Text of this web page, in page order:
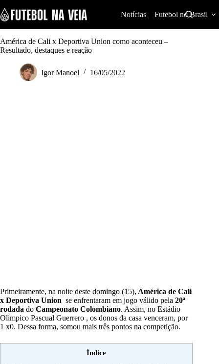
k
i
p
o
Notícias Futebol no Brasil
América de Cali x Deportiva Union como aconteceu –
Resultado, destaques e reação
Igor Manoel 16/05/2022
Primeiramente, na noite deste domingo (15), América de Cali
x Deportiva Union se enfrentaram em jogo válido pela 20ª
rodada do Campeonato Colombiano. Assim, no Estádio
Olímpico Pascual Guerrero , os donos da casa venceram, por
1 x0. Dessa forma, somou mais três pontos na competição.
Índice